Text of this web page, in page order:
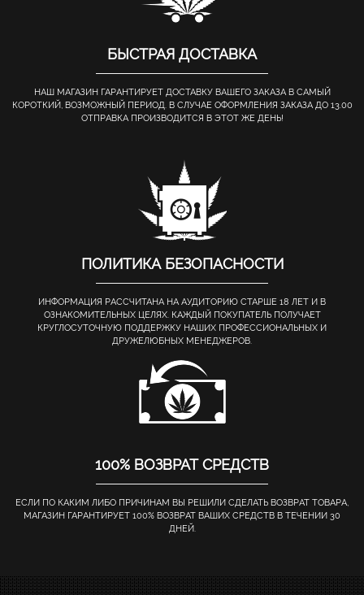
БЫСТРАЯ ДОСТАВКА
НАШ МАГАЗИН ГАРАНТИРУЕТ ДОСТАВКУ ВАШЕГО ЗАКАЗА В САМЫЙ
КОРОТКИЙ, ВОЗМОЖНЫЙ ПЕРИОД. В СЛУЧАЕ ОФОРМЛЕНИЯ ЗАКАЗА ДО 13.00
ОТПРАВКА ПРОИЗВОДИТСЯ В ЭТОТ ЖЕ ДЕНЬ!
ПОЛИТИКА БЕЗОПАСНОСТИ
ИНФОРМАЦИЯ РАССЧИТАНА НА АУДИТОРИЮ СТАРШЕ 18 ЛЕТ И В
ОЗНАКОМИТЕЛЬНЫХ ЦЕЛЯХ. КАЖДЫЙ ПОКУПАТЕЛЬ ПОЛУЧАЕТ
КРУГЛОСУТОЧНУЮ ПОДДЕРЖКУ НАШИХ ПРОФЕССИОНАЛЬНЫХ И
ДРУЖЕЛЮБНЫХ МЕНЕДЖЕРОВ.
100% ВОЗВРАТ СРЕДСТВ
ЕСЛИ ПО КАКИМ ЛИБО ПРИЧИНАМ ВЫ РЕШИЛИ СДЕЛАТЬ ВОЗВРАТ ТОВАРА,
МАГАЗИН ГАРАНТИРУЕТ 100% ВОЗВРАТ ВАШИХ СРЕДСТВ В ТЕЧЕНИИ 30
ДНЕЙ.